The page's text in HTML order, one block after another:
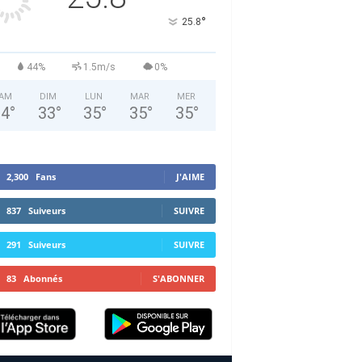
25.8°
44% 1.5m/s 0%
°
DIM
33°
LUN
35°
MAR
35°
MER
35°
2,300 Fans J'AIME
837 Suiveurs SUIVRE
291 Suiveurs SUIVRE
83 Abonnés S'ABONNER